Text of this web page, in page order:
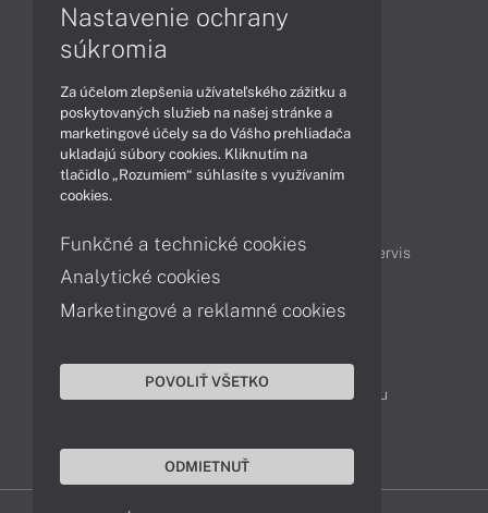
Produkty Technológie
Obsah
Možnosti doručenia a platby
Podpora a servis
Kontakty
043 4224 771
Obchodné oddelenie
Reklamácia tovaru
Nastavenie ochrany
súkromia
Za účelom zlepšenia užívateľského zážitku a
poskytovaných služieb na našej stránke a
marketingové účely sa do Vášho prehliadača
ukladajú súbory cookies. Kliknutím na
tlačidlo „Rozumiem“ súhlasíte s využívaním
cookies.
Funkčné a technické cookies
Analytické cookies
Marketingové a reklamné cookies
POVOLIŤ VŠETKO
ODMIETNUŤ